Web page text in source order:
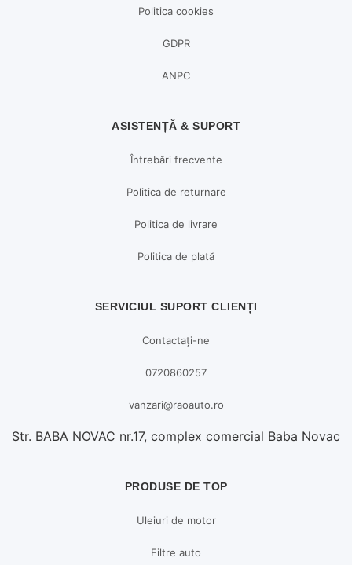
Politica cookies
GDPR
ANPC
ASISTENȚĂ & SUPORT
Întrebări frecvente
Politica de returnare
Politica de livrare
Politica de plată
SERVICIUL SUPORT CLIENȚI
Contactați-ne
0720860257
vanzari@raoauto.ro
Str. BABA NOVAC nr.17, complex comercial Baba Novac
PRODUSE DE TOP
Uleiuri de motor
Filtre auto